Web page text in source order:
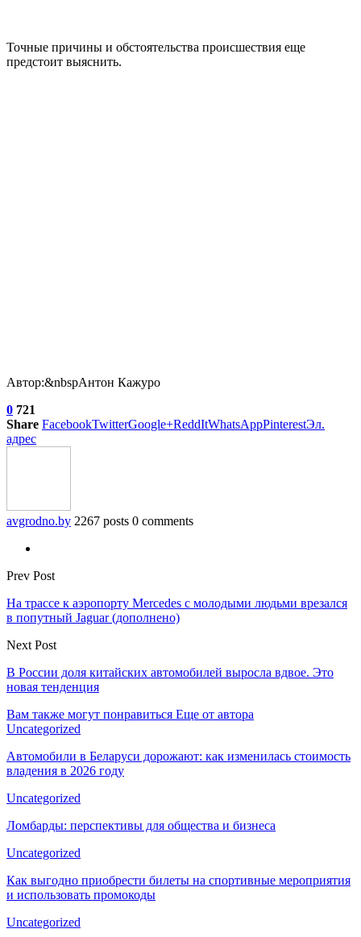
Точные причины и обстоятельства происшествия еще
предстоит выяснить.
Автор:&nbspАнтон Кажуро
0 721
Share FacebookTwitterGoogle+ReddItWhatsAppPinterestЭл.
адрес
avgrodno.by 2267 posts 0 comments
Prev Post
На трассе к аэропорту Mercedes с молодыми людьми врезался
в попутный Jaguar (дополнено)
Next Post
В России доля китайских автомобилей выросла вдвое. Это
новая тенденция
Вам также могут понравиться Еще от автора
Uncategorized
Автомобили в Беларуси дорожают: как изменилась стоимость
владения в 2026 году
Uncategorized
Ломбарды: перспективы для общества и бизнеса
Uncategorized
Как выгодно приобрести билеты на спортивные мероприятия
и использовать промокоды
Uncategorized